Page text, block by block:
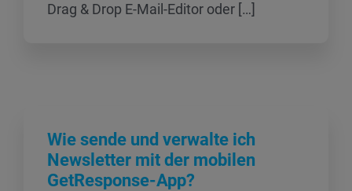
Drag & Drop E-Mail-Editor oder […]
Wie sende und verwalte ich
Newsletter mit der mobilen
GetResponse-App?